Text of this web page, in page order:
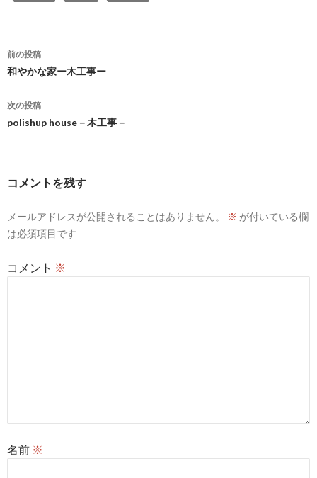
投
稿
ナ
ビ
ゲ
ョ
前の投稿
和やかな家ー木工事ー
次の投稿
polishup house－木工事－
コメントを残す
メールアドレスが公開されることはありません。 ※ が付いている欄
は必須項目です
コメント ※
名前 ※